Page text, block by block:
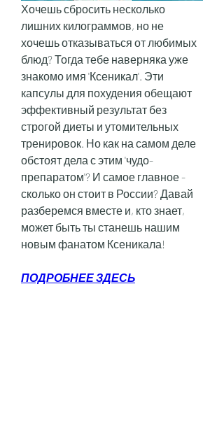
Хочешь сбросить несколько
лишних килограммов, но не
хочешь отказываться от любимых
блюд? Тогда тебе наверняка уже
знакомо имя 'Ксеникал'. Эти
капсулы для похудения обещают
эффективный результат без
строгой диеты и утомительных
тренировок. Но как на самом деле
обстоят дела с этим 'чудо-
препаратом'? И самое главное -
сколько он стоит в России? Давай
разберемся вместе и, кто знает,
может быть ты станешь нашим
новым фанатом Ксеникала!
ПОДРОБНЕЕ ЗДЕСЬ